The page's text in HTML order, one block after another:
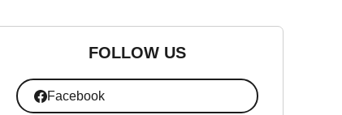
FOLLOW US
Facebook